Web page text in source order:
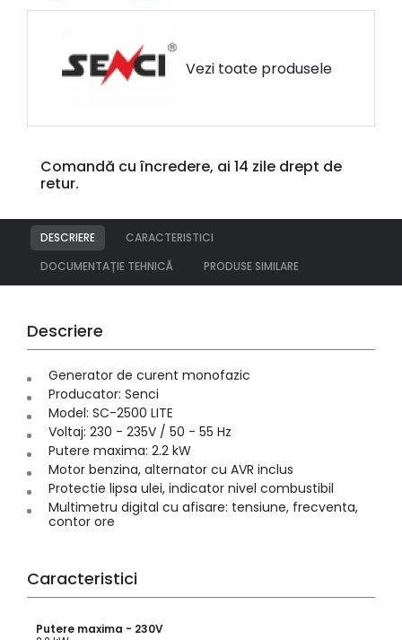
Vezi toate produsele
Comandă cu încredere, ai 14 zile drept de
retur.
DESCRIERE
CARACTERISTICI
DOCUMENTAȚIE TEHNICĂ
PRODUSE SIMILARE
Descriere
Generator de curent monofazic
Producator: Senci
Model: SC-2500 LITE
Voltaj: 230 - 235V / 50 - 55 Hz
Putere maxima: 2.2 kW
Motor benzina, alternator cu AVR inclus
Protectie lipsa ulei, indicator nivel combustibil
Multimetru digital cu afisare: tensiune, frecventa,
contor ore
Caracteristici
Putere maxima - 230V